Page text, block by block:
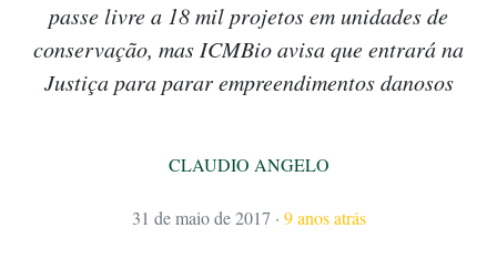
passe livre a 18 mil projetos em unidades de
conservação, mas ICMBio avisa que entrará na
Justiça para parar empreendimentos danosos
CLAUDIO ANGELO
31 de maio de 2017 · 9 anos atrás